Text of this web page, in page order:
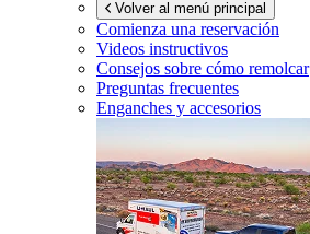
Volver al menú principal
Comienza una reservación
Videos instructivos
Consejos sobre cómo remolcar
Preguntas frecuentes
Enganches y accesorios